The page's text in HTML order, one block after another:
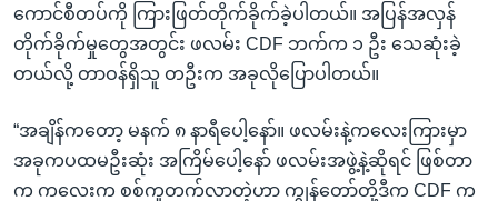
ကောင်စီတပ်ကို ကြားဖြတ်တိုက်ခိုက်ခဲ့ပါတယ်။ အပြန်အလှန်
တိုက်ခိုက်မှုတွေအတွင်း ဖလမ်း CDF ဘက်က ၁ ဦး သေဆုံးခဲ့
တယ်လို့ တာဝန်ရှိသူ တဦးက အခုလိုပြောပါတယ်။
“အချိန်ကတော့ မနက် ၈ နာရီပေါ့နော်။ ဖလမ်းနဲ့ကလေးကြားမှာ
အခုကပထမဦးဆုံး အကြိမ်ပေါ့နော် ဖလမ်းအဖွဲ့နဲ့ဆိုရင် ဖြစ်တာ
က ကလေးက စစ်ကူတက်လာတဲ့ဟာ ကျွန်တော်တို့ဒီက CDF က